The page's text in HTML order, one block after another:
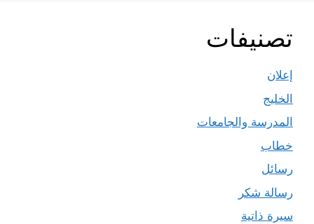
تصنيفات
إعلان
الخليج
المدرسة والجامعات
خطاب
رسائل
رسالة شكر
سيرة ذاتية